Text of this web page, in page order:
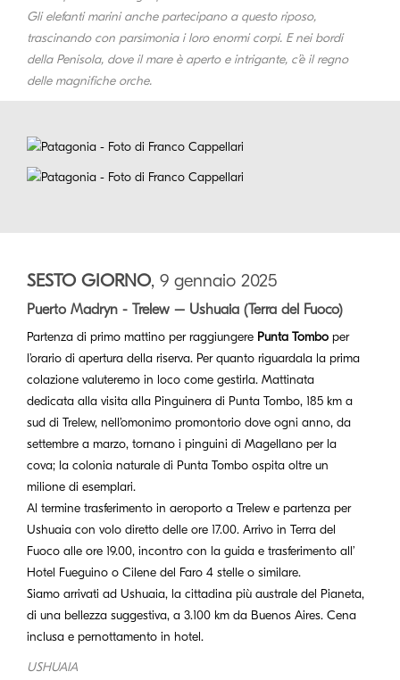
Gli elefanti marini anche partecipano a questo riposo,
trascinando con parsimonia i loro enormi corpi. E nei bordi
della Penisola, dove il mare è aperto e intrigante, c’è il regno
delle magnifiche orche.
SESTO GIORNO, 9 gennaio 2025
Puerto Madryn - Trelew – Ushuaia (Terra del Fuoco)
Partenza di primo mattino per raggiungere Punta Tombo per
l’orario di apertura della riserva. Per quanto riguardala la prima
colazione valuteremo in loco come gestirla. Mattinata
dedicata alla visita alla Pinguinera di Punta Tombo, 185 km a
sud di Trelew, nell’omonimo promontorio dove ogni anno, da
settembre a marzo, tornano i pinguini di Magellano per la
cova; la colonia naturale di Punta Tombo ospita oltre un
milione di esemplari.
Al termine trasferimento in aeroporto a Trelew e partenza per
Ushuaia con volo diretto delle ore 17.00. Arrivo in Terra del
Fuoco alle ore 19.00, incontro con la guida e trasferimento all’
Hotel Fueguino o Cilene del Faro 4 stelle o similare.
Siamo arrivati ad Ushuaia, la cittadina più australe del Pianeta,
di una bellezza suggestiva, a 3.100 km da Buenos Aires. Cena
inclusa e pernottamento in hotel.
USHUAIA